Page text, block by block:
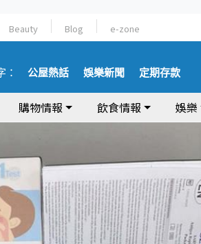
Beauty Blog e-zone
： 公屋熱話 娛樂新聞 定期存款
購物情報 飲食情報 娛樂